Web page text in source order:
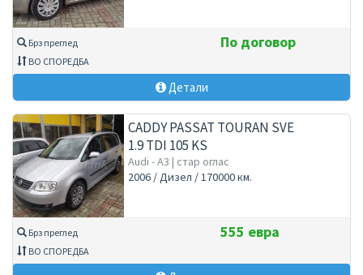
Брз преглед
ВО СПОРЕДБА
По договор
Детали
CADDY PASSAT TOURAN SVE
1.9 TDI 105 KS
Audi - A3 | стар оглас
2006 / Дизел / 170000 км.
Брз преглед
ВО СПОРЕДБА
555 евра